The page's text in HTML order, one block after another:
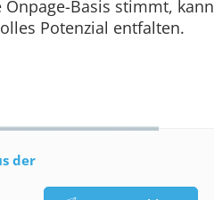
Basis stimmt, kann
Potenzial entfalten.
der